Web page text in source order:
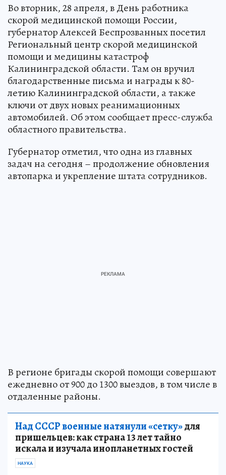
Во вторник, 28 апреля, в День работника
скорой медицинской помощи России,
губернатор Алексей Беспрозванных посетил
Региональный центр скорой медицинской
помощи и медицины катастроф
Калининградской области. Там он вручил
благодарственные письма и награды к 80-
летию Калининградской области, а также
ключи от двух новых реанимационных
автомобилей. Об этом сообщает пресс-служба
областного правительства.
Губернатор отметил, что одна из главных
задач на сегодня – продолжение обновления
автопарка и укрепление штата сотрудников.
В регионе бригады скорой помощи совершают
ежедневно от 900 до 1300 выездов, в том числе в
отдаленные районы.
Над СССР военные натянули «сетку»для
пришельцев: как страна 13 лет тайно
искала и изучала инопланетных гостей
НАУКА